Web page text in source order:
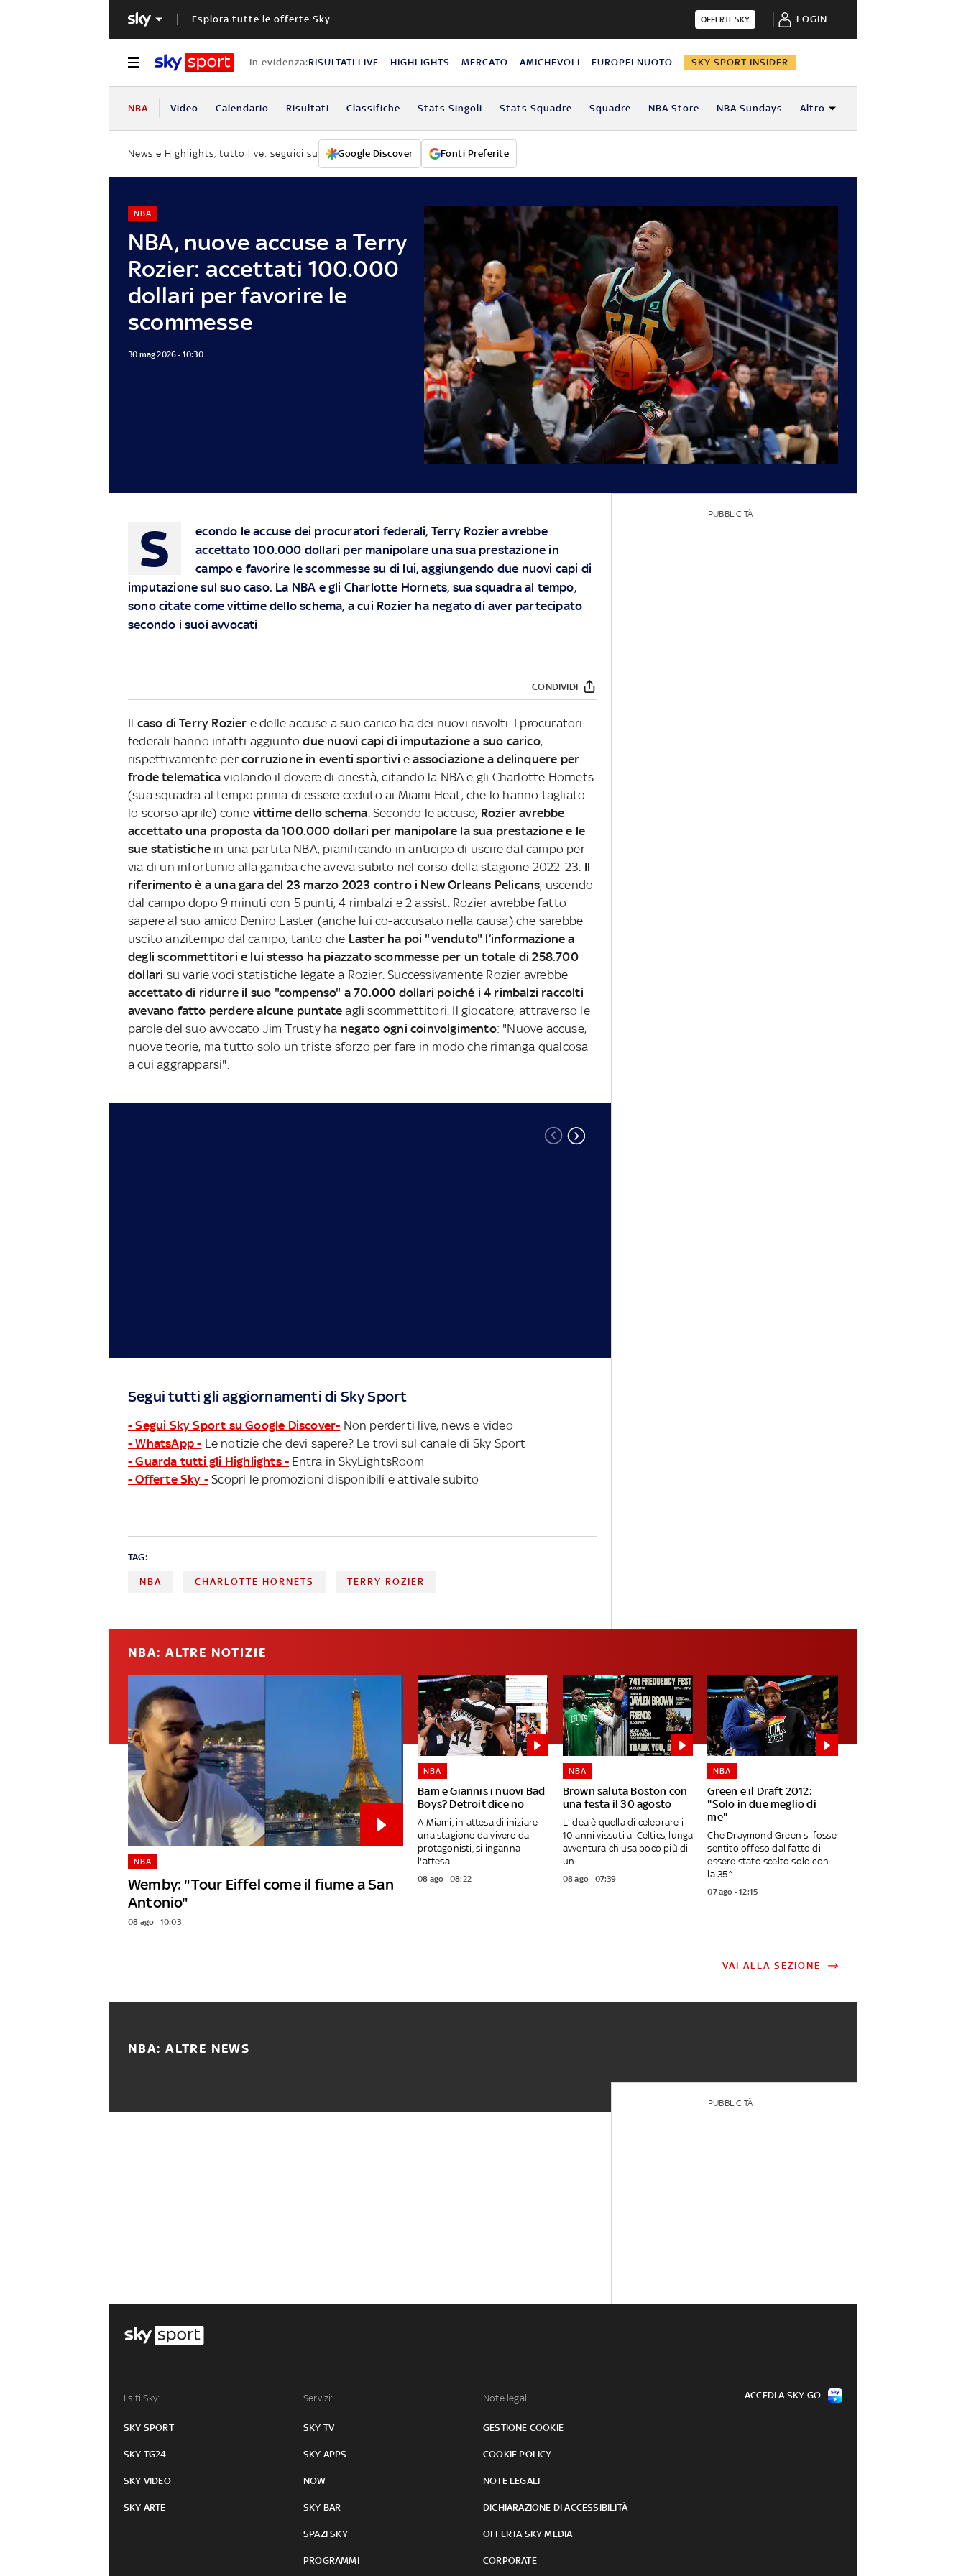
Esplora tutte le offerte Sky OFFERTE SKY LOGIN
In evidenza:RISULTATI LIVE HIGHLIGHTS MERCATO AMICHEVOLI EUROPEI NUOTO SKY SPORT INSIDER
NBA Video Calendario Risultati Classifiche Stats Singoli Stats Squadre Squadre NBA Store NBA Sundays Altro
News e Highlights, tutto live: seguici su Google Discover Fonti Preferite
NBA, nuove accuse a Terry
Rozier: accettati 100.000
dollari per favorire le
scommesse
NBA
30 mag 2026 - 10:30
S
econdo le accuse dei procuratori federali, Terry Rozier avrebbe
accettato 100.000 dollari per manipolare una sua prestazione in
campo e favorire le scommesse su di lui, aggiungendo due nuovi capi di
imputazione sul suo caso. La NBA e gli Charlotte Hornets, sua squadra al tempo,
sono citate come vittime dello schema, a cui Rozier ha negato di aver partecipato
secondo i suoi avvocati
CONDIVIDI
Il caso di Terry Rozier e delle accuse a suo carico ha dei nuovi risvolti. I procuratori
federali hanno infatti aggiuntodue nuovi capi di imputazione a suo carico,
rispettivamente per corruzione in eventi sportivi eassociazione a delinquere per
frode telematica violando il dovere di onestà, citando la NBA e gli Charlotte Hornets
(sua squadra al tempo prima di essere ceduto ai Miami Heat, che lo hanno tagliato
lo scorso aprile) come vittime dello schema. Secondo le accuse, Rozier avrebbe
accettato una proposta da 100.000 dollari per manipolare la sua prestazione e le
sue statistiche in una partita NBA, pianificando in anticipo di uscire dal campo per
via di un infortunio alla gamba che aveva subito nel corso della stagione 2022-23. Il
riferimento è a una gara del 23 marzo 2023 contro i New Orleans Pelicans, uscendo
dal campo dopo 9 minuti con 5 punti, 4 rimbalzi e 2 assist. Rozier avrebbe fatto
sapere al suo amico Deniro Laster (anche lui co-accusato nella causa) che sarebbe
uscito anzitempo dal campo, tanto che Laster ha poi "venduto" l’informazione a
degli scommettitori e lui stesso ha piazzato scommesse per un totale di 258.700
dollari su varie voci statistiche legate a Rozier. Successivamente Rozier avrebbe
accettato di ridurre il suo "compenso" a 70.000 dollari poiché i 4 rimbalzi raccolti
avevano fatto perdere alcune puntate agli scommettitori. Il giocatore, attraverso le
parole del suo avvocato Jim Trusty ha negato ogni coinvolgimento: "Nuove accuse,
nuove teorie, ma tutto solo un triste sforzo per fare in modo che rimanga qualcosa
a cui aggrapparsi".
Segui tutti gli aggiornamenti di Sky Sport
- Segui Sky Sport su Google Discover- Non perderti live, news e video
- WhatsApp - Le notizie che devi sapere? Le trovi sul canale di Sky Sport
- Guarda tutti gli Highlights - Entra in SkyLightsRoom
- Offerte Sky - Scopri le promozioni disponibili e attivale subito
TAG:
NBA CHARLOTTE HORNETS TERRY ROZIER
PUBBLICITÀ
NBA: ALTRE NOTIZIE
Wemby: "Tour Eiffel come il fiume a San
Antonio"
NBA
08 ago - 10:03
Bam e Giannis i nuovi Bad
Boys? Detroit dice no
NBA
A Miami, in attesa di iniziare
una stagione da vivere da
protagonisti, si inganna
l'attesa...
08 ago - 08:22
Brown saluta Boston con
una festa il 30 agosto
NBA
L'idea è quella di celebrare i
10 anni vissuti ai Celtics, lunga
avventura chiusa poco più di
un...
08 ago - 07:39
Green e il Draft 2012:
"Solo in due meglio di
me"
NBA
Che Draymond Green si fosse
sentito offeso dal fatto di
essere stato scelto solo con
la 35^...
07 ago - 12:15
VAI ALLA SEZIONE
NBA: ALTRE NEWS
PUBBLICITÀ
I siti Sky:
SKY SPORT
SKY TG24
SKY VIDEO
SKY ARTE
Servizi:
SKY TV
SKY APPS
NOW
SKY BAR
SPAZI SKY
PROGRAMMI
Note legali:
GESTIONE COOKIE
COOKIE POLICY
NOTE LEGALI
DICHIARAZIONE DI ACCESSIBILITÀ
OFFERTA SKY MEDIA
CORPORATE
ACCEDI A SKY GO